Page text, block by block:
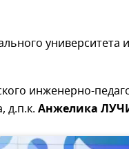
университета
инженерно-
д.п.к. Анжелика